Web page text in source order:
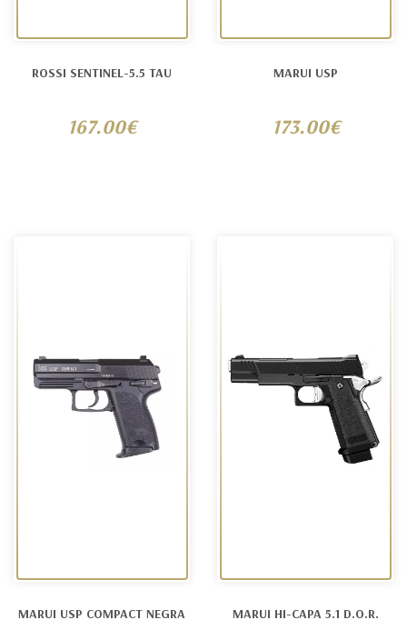
ROSSI SENTINEL-5.5 TAU
167.00€
MARUI USP
173.00€
MARUI USP COMPACT NEGRA MARUI HI-CAPA 5.1 D.O.R.